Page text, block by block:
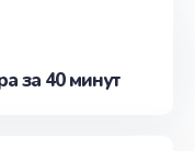
за 40 минут